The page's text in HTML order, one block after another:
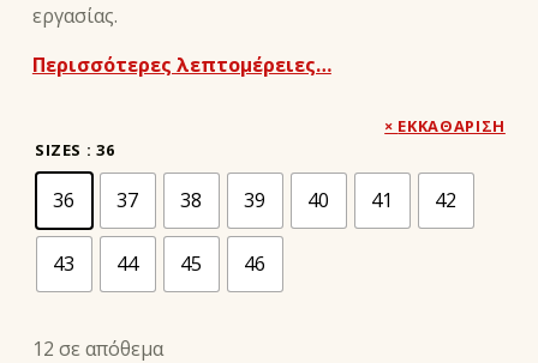
εργασίας.
Περισσότερες λεπτομέρειες…
SIZES : 36
36 37 38 39 40 41 42
43 44 45 46
ΕΚΚΑΘΆΡΙΣΗ
12 σε απόθεμα